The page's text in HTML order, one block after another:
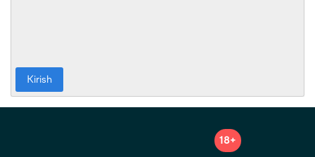
Kirish
18+